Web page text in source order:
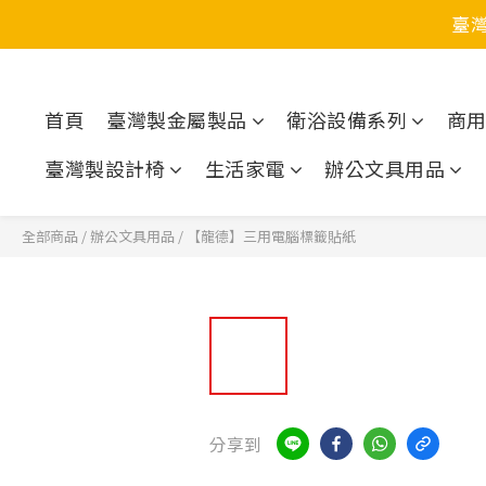
臺
首頁 臺灣製金屬製品 衛浴設備系列
商
臺灣製設計椅
生活家電 辦公文具用品
全部商品 /辦公文具用品 / 【龍德】三用電腦標籤貼紙
分享到